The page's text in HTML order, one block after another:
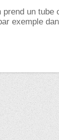
un
exemple